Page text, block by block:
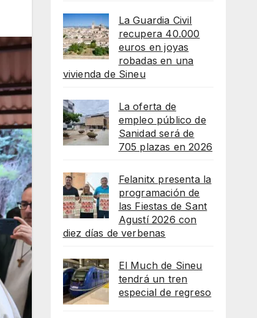
La Guardia Civil
recupera 40.000
euros en joyas
robadas en una
vivienda de Sineu
La oferta de
empleo público de
Sanidad será de
705 plazas en 2026
Felanitx presenta la
programación de
las Fiestas de Sant
Agustí 2026 con
diez días de verbenas
El Much de Sineu
tendrá un tren
especial de regreso